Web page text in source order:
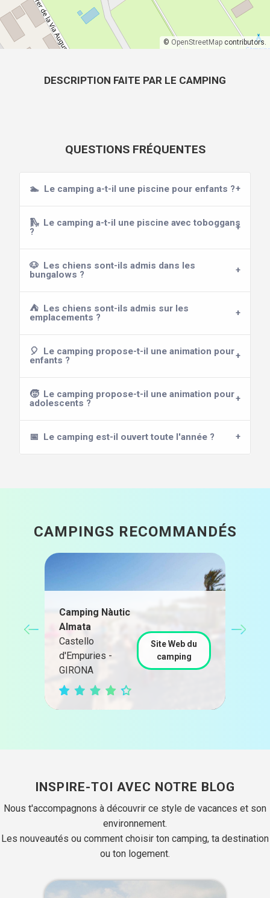
© OpenStreetMap contributors.
DESCRIPTION FAITE PAR LE CAMPING
QUESTIONS FRÉQUENTES
🏊 Le camping a-t-il une piscine pour enfants ?
🛝 Le camping a-t-il une piscine avec toboggans
?
🐶 Les chiens sont-ils admis dans les
bungalows ?
⛺ Les chiens sont-ils admis sur les
emplacements ?
🎈
Le camping propose-t-il une animation pour
enfants ?
🧒 Le camping propose-t-il une animation pour
adolescents ?
📅 Le camping est-il ouvert toute l'année ?
CAMPINGS RECOMMANDÉS
Camping Nàutic
Almata
Castello
d'Empuries -
GIRONA
Site Web du
camping
INSPIRE-TOI AVEC NOTRE BLOG
Nous t'accompagnons à découvrir ce style de vacances et son
environnement.
Les nouveautés ou comment choisir ton camping, ta destination
ou ton logement.